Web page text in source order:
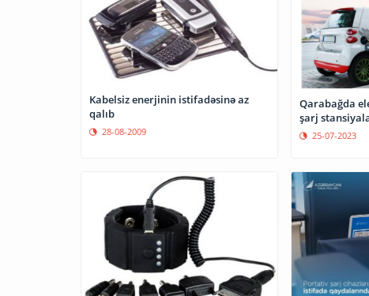
Kabelsiz enerjinin istifadəsinə az
qalıb
28-08-2009
Qarabağda
şarj
25-07-2023